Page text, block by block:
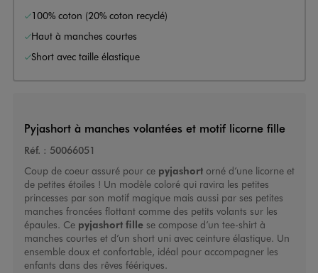
100% coton (20% coton recyclé)
Haut à manches courtes
Short avec taille élastique
Pyjashort à manches volantées et motif licorne fille
Réf. : 50066051
Coup de coeur assuré pour ce pyjashortorné d’une licorne et
de petites étoiles ! Un modèle coloré qui ravira les petites
princesses par son motif magique mais aussi par ses petites
manches froncées flottant comme des petits volants sur les
épaules. Ce pyjashort fillese compose d’un tee-shirt à
manches courtes et d’un short uni avec ceinture élastique. Un
ensemble doux et confortable, idéal pour accompagner les
enfants dans des rêves féériques.